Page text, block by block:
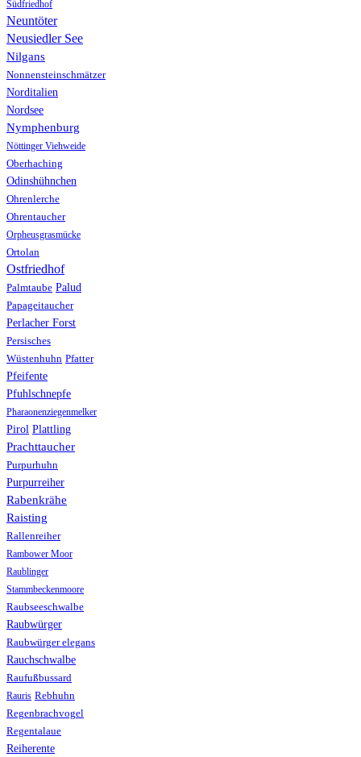
Südfriedhof
Neuntöter
Neusiedler See
Nilgans
Nonnensteinschmätzer
Norditalien
Nordsee
Nymphenburg
Nöttinger Viehweide
Oberhaching
Odinshühnchen
Ohrenlerche
Ohrentaucher
Orpheusgrasmücke
Ortolan
Ostfriedhof
Palmtaube Palud
Papageitaucher
Perlacher Forst
Persisches
Wüstenhuhn Pfatter
Pfeifente
Pfuhlschnepfe
Pharaonenziegenmelker
Pirol Plattling
Prachttaucher
Purpurhuhn
Purpurreiher
Rabenkrähe
Raisting
Rallenreiher
Rambower Moor
Raublinger
Stammbeckenmoore
Raubseeschwalbe
Raubwürger
Raubwürger elegans
Rauchschwalbe
Raufußbussard
Rauris Rebhuhn
Regenbrachvogel
Regentalaue
Reiherente